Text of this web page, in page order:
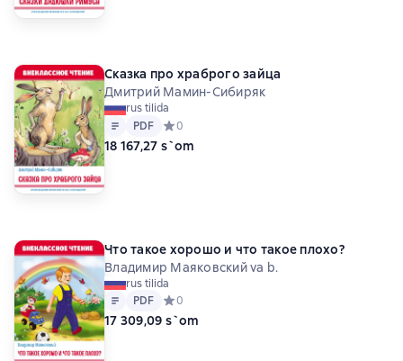
Сказка про храброго зайца
Дмитрий Мамин-Сибиряк
rus tilida
Matn
PDF
PDF Средний рейтинг 0 на основе 0 оценок
0
18 167,27 s`om
Что такое хорошо и что такое плохо?
Владимир Маяковский va b.
rus tilida
Matn
PDF
PDF Средний рейтинг 0 на основе 0 оценок
0
17 309,09 s`om